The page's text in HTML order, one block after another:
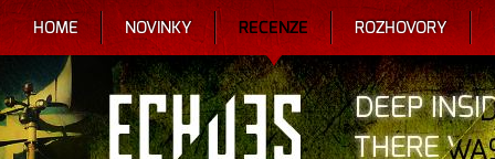
HOME NOVINKY RECENZE ROZHOVORY